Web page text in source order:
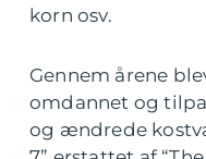
korn osv.
Gennem årene
omdannet og
og ændrede